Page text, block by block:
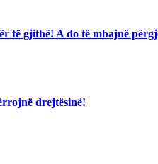
të gjithë! A do të mbajnë
drejtësinë!